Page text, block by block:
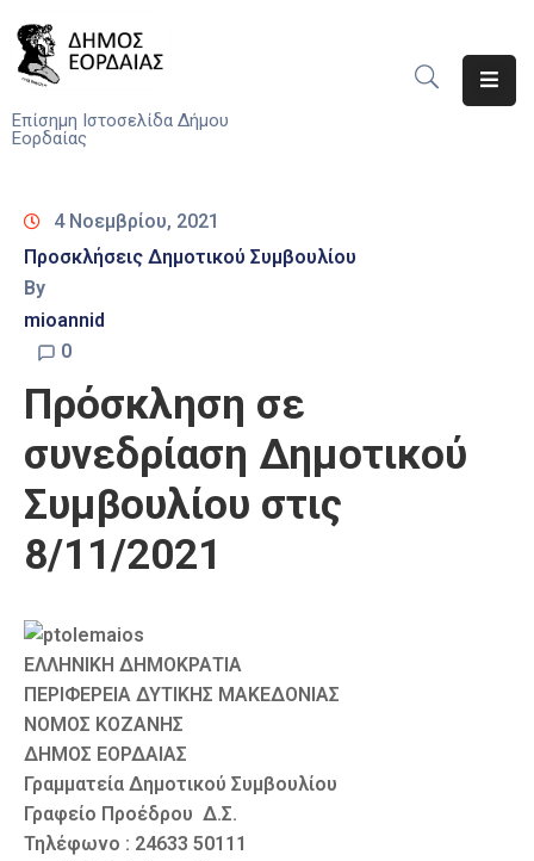
Επίσημη Ιστοσελίδα Δήμου
Εορδαίας
Υπηρεσίες
Του
Δήμου
Προσκλήσεις
Αποφάσεις
Τηλέφωνα
Καιρός
4 Νοεμβρίου, 2021
Προσκλήσεις Δημοτικού Συμβουλίου
By
mioannid
0
Πρόσκληση σε
συνεδρίαση Δημοτικού
Συμβουλίου στις
8/11/2021
ΕΛΛΗΝΙΚΗ ΔΗΜΟΚΡΑΤΙΑ
ΠΕΡΙΦΕΡΕΙΑ ΔΥΤΙΚΗΣ ΜΑΚΕΔΟΝΙΑΣ
ΝΟΜΟΣ ΚΟΖΑΝΗΣ
ΔΗΜΟΣ ΕΟΡΔΑΙΑΣ
Γραμματεία Δημοτικού Συμβουλίου
Γραφείο Προέδρου Δ.Σ.
Τηλέφωνο : 24633 50111